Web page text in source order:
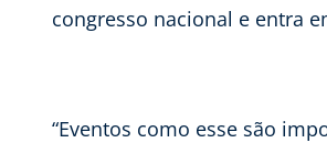
congresso nacional e entra
“Eventos como esse são